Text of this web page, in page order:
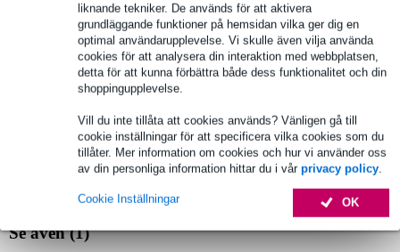
liknande tekniker. De används för att aktivera
grundläggande funktioner på hemsidan vilka ger dig en
optimal användarupplevelse. Vi skulle även vilja använda
cookies för att analysera din interaktion med webbplatsen,
detta för att kunna förbättra både dess funktionalitet och din
shoppingupplevelse.
Vill du inte tillåta att cookies används? Vänligen gå till
cookie inställningar för att specificera vilka cookies som du
tillåter. Mer information om cookies och hur vi använder oss
av din personliga information hittar du i vår privacy policy.
OK
Cookie Inställningar
1 250 ledande varumärken
Produktinformation
höjd: 25 mm
monteringshålets diameter: 6,5 mm
Se även (1)